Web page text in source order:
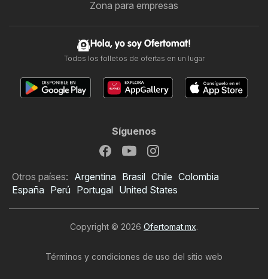
Zona para empresas
Hola, yo soy Ofertomat!
Todos los folletos de ofertas en un lugar
Síguenos
Otros países: Argentina Brasil Chile Colombia
España Perú Portugal United States
Copyright © 2026 Ofertomat.mx.
Términos y condiciones de uso del sitio web